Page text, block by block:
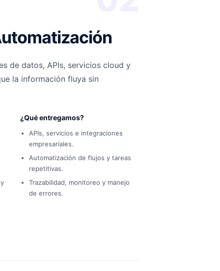
de datos, APIs, servicios cloud y
la información fluya sin
¿Qué entregamos?
APIs, servicios e integraciones
empresariales.
Automatización de flujos y tareas
repetitivas.
Trazabilidad, monitoreo y manejo
de errores.